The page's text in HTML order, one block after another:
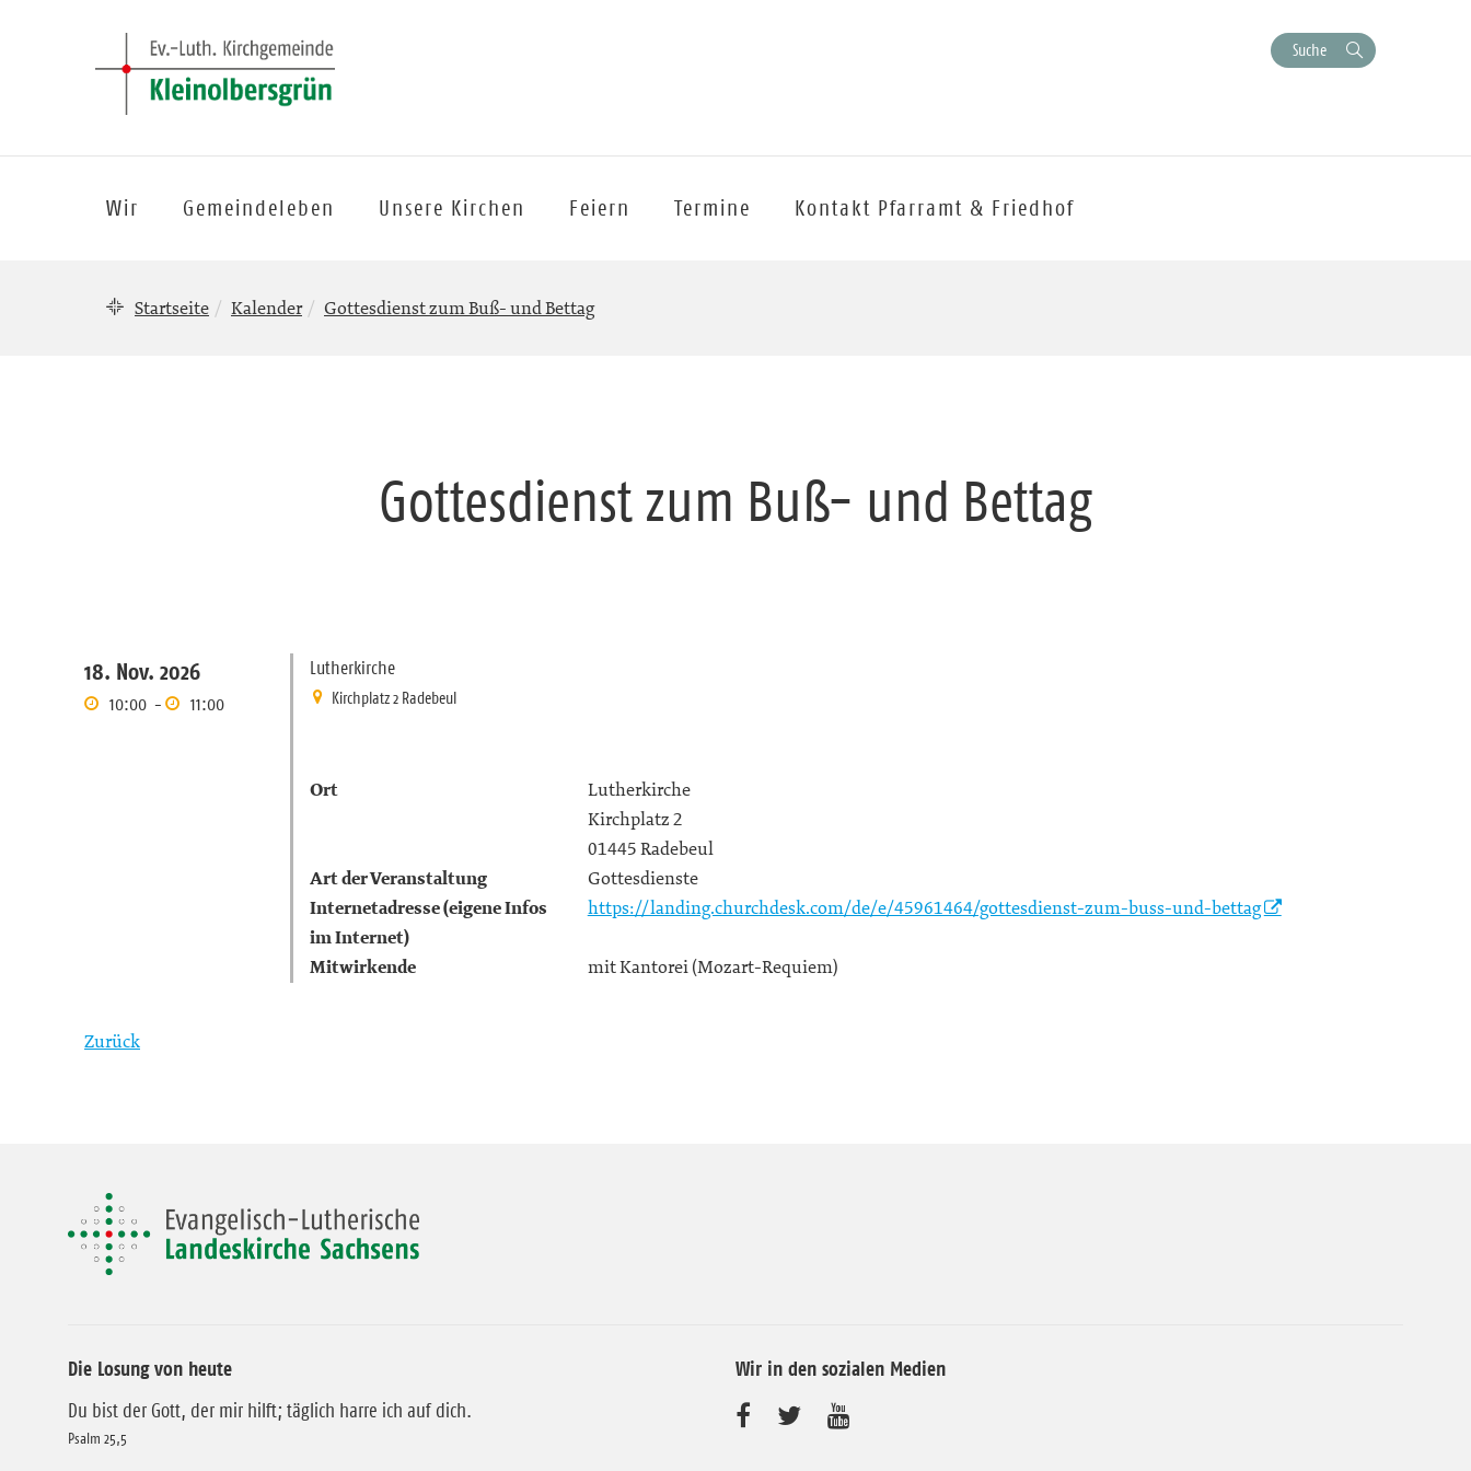
Suche
Wir Gemeindeleben Unsere Kirchen Feiern Termine Kontakt Pfarramt & Friedhof
Startseite Kalender Gottesdienst zum Buß- und Bettag
Gottesdienst zum Buß- und Bettag
18. Nov. 2026
10:00 - 11:00
Lutherkirche
Kirchplatz 2 Radebeul
Ort
Lutherkirche
Kirchplatz 2
01445 Radebeul
Art der Veranstaltung Gottesdienste
Internetadresse (eigene Infos
im Internet)
https://landing.churchdesk.com/de/e/45961464/gottesdienst-zum-buss-und-bettag
Mitwirkende mit Kantorei (Mozart-Requiem)
Zurück
Die Losung von heute
Du bist der Gott, der mir hilft; täglich harre ich auf dich.
Psalm 25,5
Wir in den sozialen Medien
B
B
B